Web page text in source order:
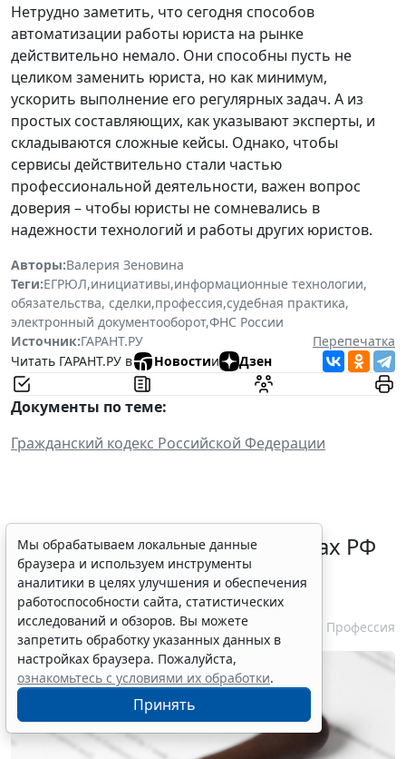
Нетрудно заметить, что сегодня способов
автоматизации работы юриста на рынке
действительно немало. Они способны пусть не
целиком заменить юриста, но как минимум,
ускорить выполнение его регулярных задач. А из
простых составляющих, как указывают эксперты, и
складываются сложные кейсы. Однако, чтобы
сервисы действительно стали частью
профессиональной деятельности, важен вопрос
доверия – чтобы юристы не сомневались в
надежности технологий и работы других юристов.
Авторы:Валерия Зеновина
Теги:ЕГРЮЛ,инициативы,информационные технологии,
обязательства, сделки,профессия,судебная практика,
электронный документооборот,ФНС России
Источник:ГАРАНТ.РУ
Перепечатка
Читать ГАРАНТ.РУ в
Новостии Дзен
Документы по теме:
Гражданский кодекс Российской Федерации
Нотариусам в новых субъектах РФ
зачтут в стаж работу на этих
территориях ранее
5 августа 2026 10:51 Профессия
Мы обрабатываем локальные данные
браузера и используем инструменты
аналитики в целях улучшения и обеспечения
работоспособности сайта, статистических
исследований и обзоров. Вы можете
запретить обработку указанных данных в
настройках браузера. Пожалуйста,
ознакомьтесь с условиями их обработки.
Принять